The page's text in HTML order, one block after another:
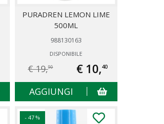
PURADREN LEMON LIME
500ML
988130163
DISPONIBILE
€ 19,90 € 10,40
AGGIUNGI
- 47 %